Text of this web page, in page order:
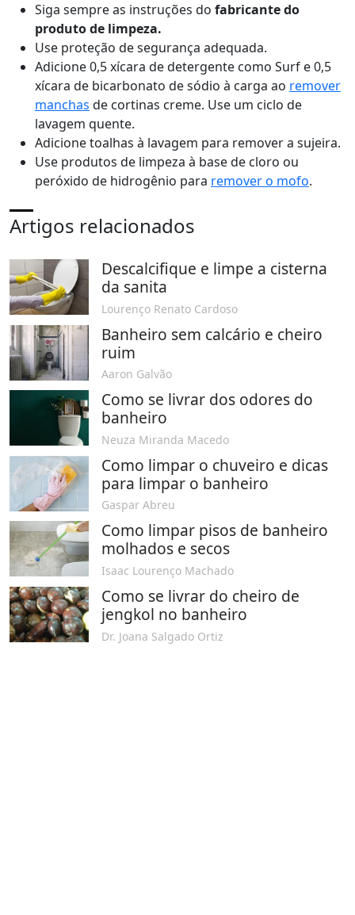
Siga sempre as instruções do fabricante do
produto de limpeza.
Use proteção de segurança adequada.
Adicione 0,5 xícara de detergente como Surf e 0,5
xícara de bicarbonato de sódio à carga ao remover
manchas de cortinas creme. Use um ciclo de
lavagem quente.
Adicione toalhas à lavagem para remover a sujeira.
Use produtos de limpeza à base de cloro ou
peróxido de hidrogênio para remover o mofo.
Artigos relacionados
Descalcifique e limpe a cisterna
da sanita
Lourenço Renato Cardoso
Banheiro sem calcário e cheiro
ruim
Aaron Galvão
Como se livrar dos odores do
banheiro
Neuza Miranda Macedo
Como limpar o chuveiro e dicas
para limpar o banheiro
Gaspar Abreu
Como limpar pisos de banheiro
molhados e secos
Isaac Lourenço Machado
Como se livrar do cheiro de
jengkol no banheiro
Dr. Joana Salgado Ortiz